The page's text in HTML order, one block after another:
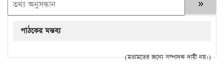
পাঠকের মন্তব্য
(মতামতের জন্যে সম্পাদক দায়ী নয়।)